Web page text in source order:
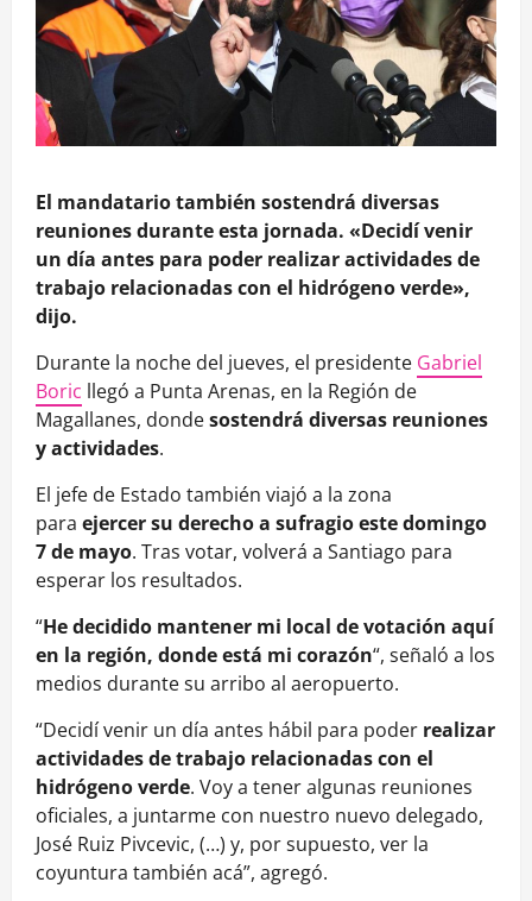
El mandatario también sostendrá diversas
reuniones durante esta jornada. «Decidí venir
un día antes para poder realizar actividades de
trabajo relacionadas con el hidrógeno verde»,
dijo.
Durante la noche del jueves, el presidente Gabriel
Boric llegó a Punta Arenas, en la Región de
Magallanes, dondesostendrá diversas reuniones
y actividades.
El jefe de Estado también viajó a la zona
para ejercer su derecho a sufragio este domingo
7 de mayo. Tras votar, volverá a Santiago para
esperar los resultados.
“He decidido mantener mi local de votación aquí
en la región, donde está mi corazón“, señaló a los
medios durante su arribo al aeropuerto.
“Decidí venir un día antes hábil para poder realizar
actividades de trabajo relacionadas con el
hidrógeno verde. Voy a tener algunas reuniones
oficiales, a juntarme con nuestro nuevo delegado,
José Ruiz Pivcevic, (…) y, por supuesto, ver la
coyuntura también acá”, agregó.